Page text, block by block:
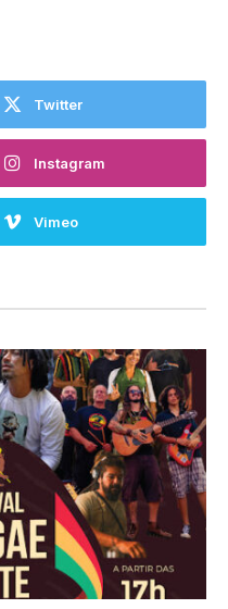
Twitter
Instagram
Vimeo